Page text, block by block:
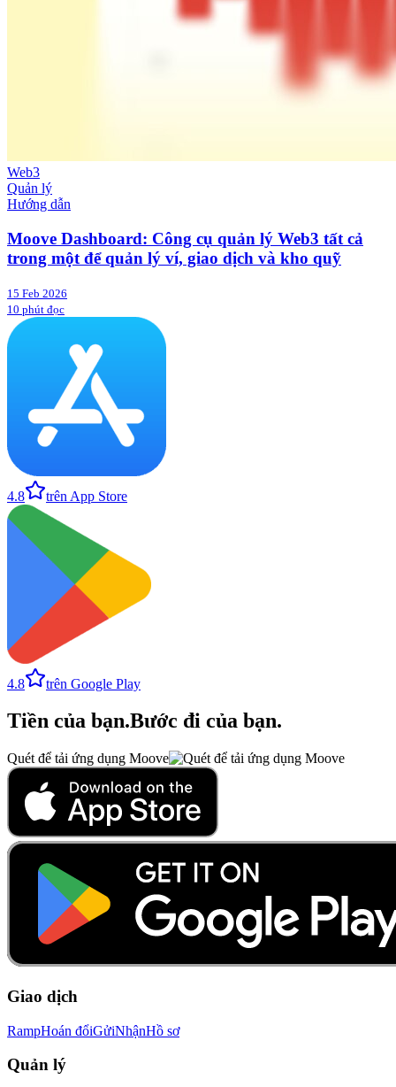
Web3
Quản lý
Hướng dẫn
Moove Dashboard: Công cụ quản lý Web3 tất cả
trong một để quản lý ví, giao dịch và kho quỹ
15 Feb 2026
10 phút đọc
4.8 trên App Store
4.8 trên Google Play
Tiền của bạn.Bước đi của bạn.
Quét để tải ứng dụng Moove
Giao dịch
RampHoán đổiGửiNhậnHồ sơ
Quản lý